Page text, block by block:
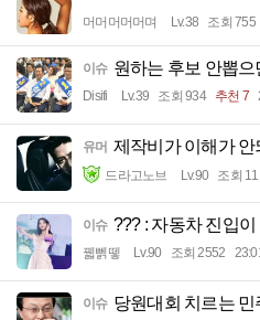
머머머머머며 Lv.38 조회 755
이슈 원하는 후보 안뽑으
Disifi Lv.39 조회 934 추천 7
유머 제작비가 이해가 안
드라고노브 Lv.90 조회
이슈 ??? : 자동차 진입이
꿻뻵뗗 Lv.90 조회 2552
이슈 당원대회 치르는 민